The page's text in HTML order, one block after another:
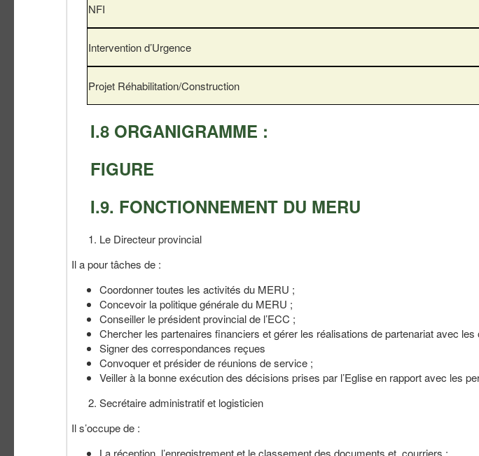
NFI
Intervention d’Urgence
Projet Réhabilitation/Construction
I.8 ORGANIGRAMME :
FIGURE
I.9. FONCTIONNEMENT DU MERU
Le Directeur provincial
Il a pour tâches de :
Coordonner toutes les activités du MERU ;
Concevoir la politique générale du MERU ;
Conseiller le président provincial de l’ECC ;
Chercher les partenaires financiers et gérer les réalisations de partenariat avec
Signer des correspondances reçues
Convoquer et présider de réunions de service ;
Veiller à la bonne exécution des décisions prises par l’Eglise en rapport avec les
Secrétaire administratif et logisticien
Il s’occupe de :